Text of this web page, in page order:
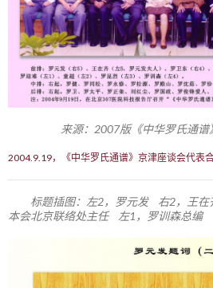
来源：2007版《中华罗氏通
2004.9.19，《中华罗氏通谱》京津座谈会代表
标题插图：左2，罗元发 右2，王
本会北京联络处主任 左1，罗训森总编